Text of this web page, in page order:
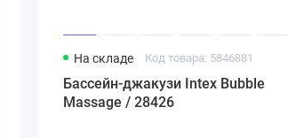
На складе Код товара: 5846881
Бассейн-джакузи Intex Bubble
Massage / 28426